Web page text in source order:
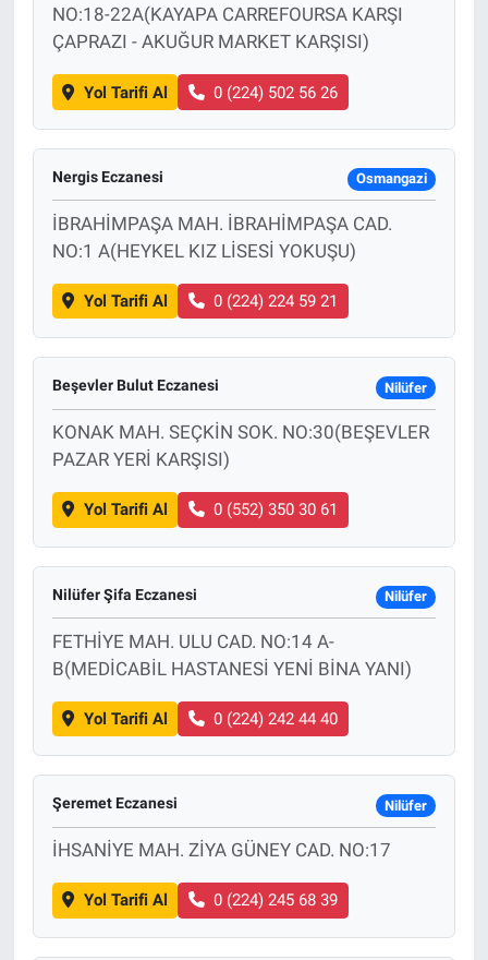
NO:18-22A(KAYAPA CARREFOURSA KARŞI
ÇAPRAZI - AKUĞUR MARKET KARŞISI)
Yol Tarifi Al 0 (224) 502 56 26
Nergis Eczanesi Osmangazi
İBRAHİMPAŞA MAH. İBRAHİMPAŞA CAD.
NO:1 A(HEYKEL KIZ LİSESİ YOKUŞU)
Yol Tarifi Al 0 (224) 224 59 21
Beşevler Bulut Eczanesi Nilüfer
KONAK MAH. SEÇKİN SOK. NO:30(BEŞEVLER
PAZAR YERİ KARŞISI)
Yol Tarifi Al 0 (552) 350 30 61
Nilüfer Şifa Eczanesi Nilüfer
FETHİYE MAH. ULU CAD. NO:14 A-
B(MEDİCABİL HASTANESİ YENİ BİNA YANI)
Yol Tarifi Al 0 (224) 242 44 40
Şeremet Eczanesi Nilüfer
İHSANİYE MAH. ZİYA GÜNEY CAD. NO:17
Yol Tarifi Al 0 (224) 245 68 39